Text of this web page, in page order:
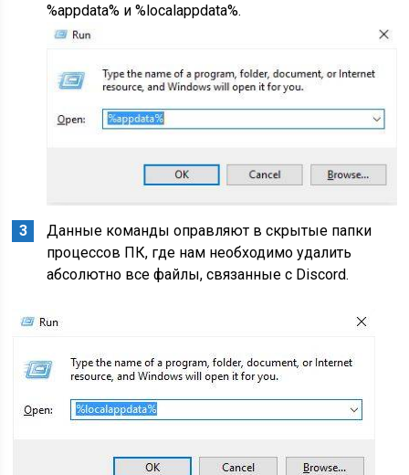
%appdata% и %localappdata%.
Данные команды оправляют в скрытые папки
процессов ПК, где нам необходимо удалить
абсолютно все файлы, связанные с Discord.